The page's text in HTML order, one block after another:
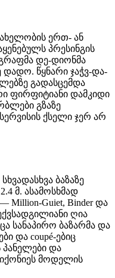
ერთ- ან
პრესინგის
დე-დიონმა
დადო. წყნარი ჯაჭვ-და-
გადასცემდა
დამკიდი
გზაზე
ქსელი ჯერ არ
ბაზაზე
მ. ასამოსხმად
Million-Guiet, Binder და
ღია
სანაპირო ბაზარმა და
და coupé-ებიც
პანელები და
მოდელის